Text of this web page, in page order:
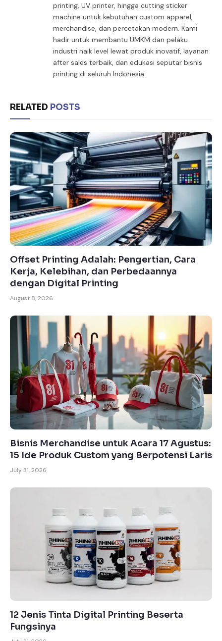
printing, UV printer, hingga cutting sticker
machine untuk kebutuhan custom apparel,
merchandise, dan percetakan modern. Kami
hadir untuk membantu UMKM dan pelaku
industri naik level lewat produk inovatif, layanan
after sales terbaik, dan edukasi seputar bisnis
printing di seluruh Indonesia.
RELATED POSTS
Offset Printing Adalah: Pengertian, Cara
Kerja, Kelebihan, dan Perbedaannya
dengan Digital Printing
August 8, 2026
Bisnis Merchandise untuk Acara 17 Agustus:
15 Ide Produk Custom yang Berpotensi Laris
July 31, 2026
12 Jenis Tinta Digital Printing Beserta
Fungsinya